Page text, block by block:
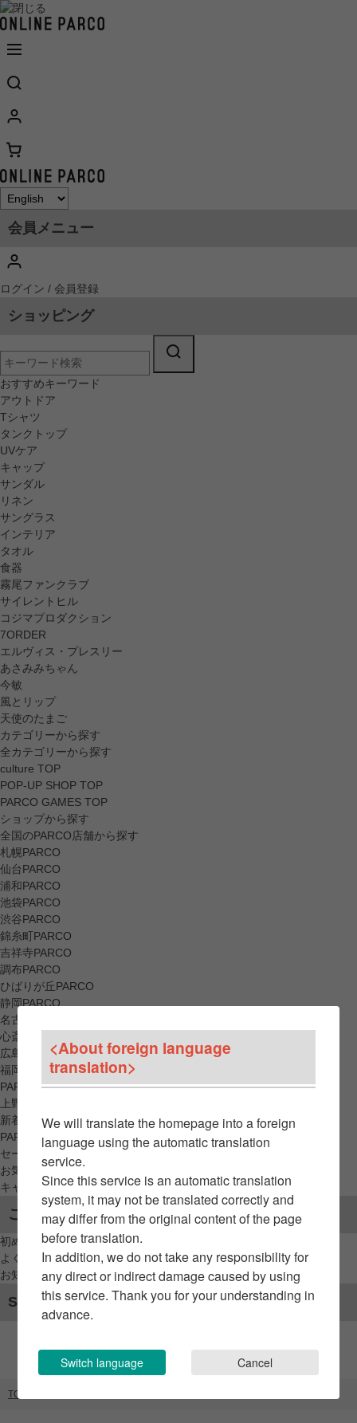
会員メニュー
ログイン / 会員登録
ショッピング
おすすめキーワード
アウトドア
Tシャツ
タンクトップ
UVケア
キャップ
サンダル
リネン
サングラス
インテリア
タオル
食器
霧尾ファンクラブ
サイレントヒル
コジマプロダクション
7ORDER
エルヴィス・プレスリー
あさみみちゃん
今敏
風とリップ
天使のたまご
カテゴリーから探す
全カテゴリーから探す
culture TOP
POP-UP SHOP TOP
PARCO GAMES TOP
ショップから探す
全国のPARCO店舗から探す
札幌PARCO
仙台PARCO
浦和PARCO
池袋PARCO
渋谷PARCO
錦糸町PARCO
吉祥寺PARCO
調布PARCO
ひばりが丘PARCO
静岡PARCO
名古屋PARCO
心斎橋PARCO
広島PARCO
福岡PARCO
PARCO_ya
上野
新着アイテムから探す
PARCO限定アイテムから探す
セールアイテムから探す
お気に入りから探す
キャンペーン/クーポン対象から探す
ご利用案内
初めてのお客様へ
よくあるご質問 / お問い合わせ
お知らせ
SNSアカウント
TOP
<About foreign language
translation>
We will translate the homepage into a foreign
language using the automatic translation
service.
Since this service is an automatic translation
system, it may not be translated correctly and
may differ from the original content of the page
before translation.
In addition, we do not take any responsibility for
any direct or indirect damage caused by using
this service. Thank you for your understanding in
advance.
Switch language Cancel